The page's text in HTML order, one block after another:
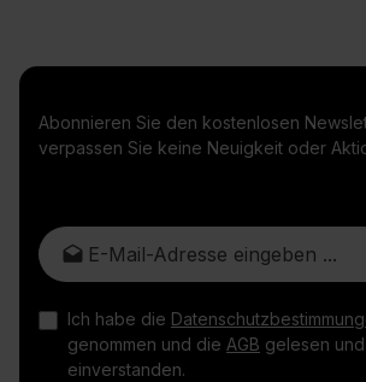
Abonnieren Sie den kostenlosen
verpassen Sie keine Neuigkeit oder
E-Mail-Adresse*
Ich habe die
genommen und die AGB gelesen
einverstanden.